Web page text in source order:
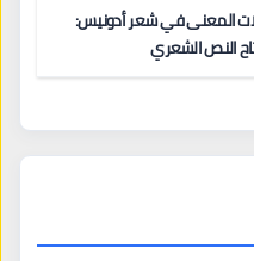
المعنى في شعر أدونيس:
النص الشعري